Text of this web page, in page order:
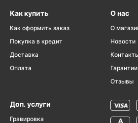
Как купить
Как оформить заказ
Покупка в кредит
Доставка
Оплата
О нас
О
Новости
Гарантии
Отзывы
Доп. услуги
Гравировка